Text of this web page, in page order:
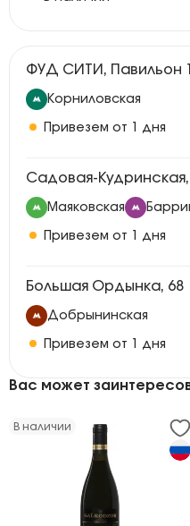
ФУД СИТИ, Павильон
Корниловская
Привезем от 1 дня
Садовая-Кудринская,
Маяковская
Привезем от 1 дня
Большая Ордынка, 68
Добрынинская
Привезем от 1 дня
Вас может
В наличии